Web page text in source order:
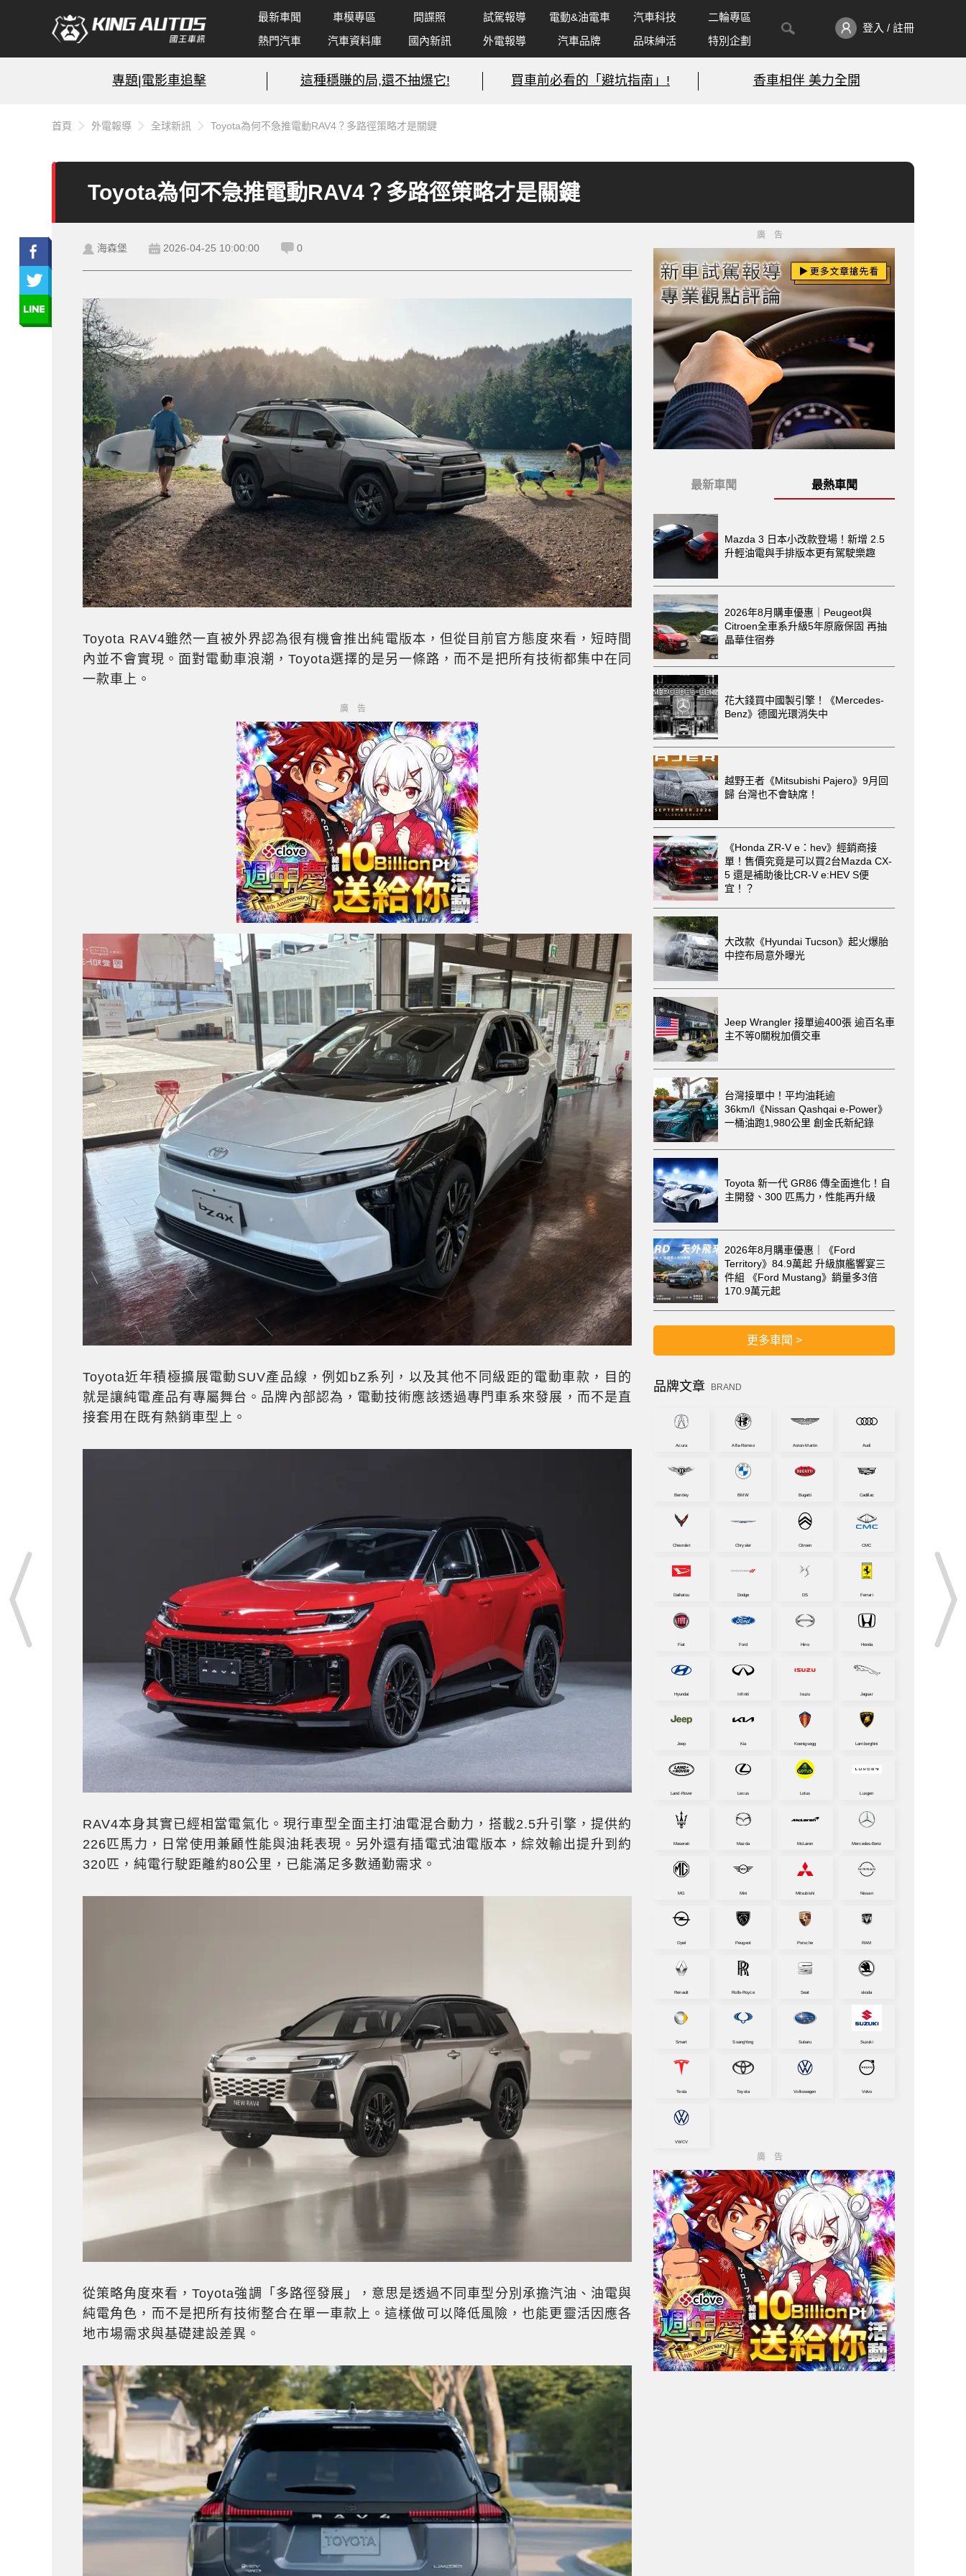
最新車聞 車模專區 間諜照 試駕報導 電動&油電車 汽車科技
二輪專區
熱門汽車
汽車資料庫 國內新訊 外電報導 汽車品牌 品味紳活 特別企劃
登入 / 註冊
專題|電影車追擊 這種穩賺的局,還不抽爆它! 買車前必看的「避坑指南」! 香車相伴 美力全開
首頁 外電報導 全球新訊 Toyota為何不急推電動RAV4？多路徑策略才是關鍵
Toyota為何不急推電動RAV4？多路徑策略才是關鍵
海森堡 2026-04-25 10:00:00 0
Toyota RAV4雖然一直被外界認為很有機會推出純電版本，但從目前官方態度來看，短時間
內並不會實現。面對電動車浪潮，Toyota選擇的是另一條路，而不是把所有技術都集中在同
一款車上。
廣告
Toyota近年積極擴展電動SUV產品線，例如bZ系列，以及其他不同級距的電動車款，目的
就是讓純電產品有專屬舞台。品牌內部認為，電動技術應該透過專門車系來發展，而不是直
接套用在既有熱銷車型上。
RAV4本身其實已經相當電氣化。現行車型全面主打油電混合動力，搭載2.5升引擎，提供約
226匹馬力，日常使用兼顧性能與油耗表現。另外還有插電式油電版本，綜效輸出提升到約
320匹，純電行駛距離約80公里，已能滿足多數通勤需求。
從策略角度來看，Toyota強調「多路徑發展」，意思是透過不同車型分別承擔汽油、油電與
純電角色，而不是把所有技術整合在單一車款上。這樣做可以降低風險，也能更靈活因應各
地市場需求與基礎建設差異。
廣告
最新車聞 最熱車聞
Mazda 3 日本小改款登場！新增 2.5
升輕油電與手排版本更有駕駛樂趣
2026年8月購車優惠｜Peugeot與
Citroen全車系升級5年原廠保固 再抽
晶華住宿券
花大錢買中國製引擎！《Mercedes-
Benz》德國光環消失中
越野王者《Mitsubishi Pajero》9月回
歸 台灣也不會缺席！
《Honda ZR-V e：hev》經銷商接
單！售價究竟是可以買2台Mazda CX-
5 還是補助後比CR-V e:HEV S便
宜！？
大改款《Hyundai Tucson》起火爆胎
中控布局意外曝光
Jeep Wrangler 接單逾400張 逾百名車
主不等0關稅加價交車
台灣接單中！平均油耗逾
36km/l《Nissan Qashqai e-Power》
一桶油跑1,980公里 創金氏新紀錄
Toyota 新一代 GR86 傳全面進化！自
主開發、300 匹馬力，性能再升級
2026年8月購車優惠｜《Ford
Territory》84.9萬起 升級旗艦響宴三
件組 《Ford Mustang》銷量多3倍
170.9萬元起
更多車聞 >
品牌文章 BRAND
Acura Alfa-Romeo Aston-Martin Audi
Bentley BMW Bugatti Cadillac
Chevrolet Chrysler Citroen CMC
Daihatsu Dodge DS Ferrari
Fiat Ford Hino Honda
Hyundai Infiniti Isuzu Jaguar
Jeep Kia Koenigsegg Lamborghini
Land-Rover Lexus Lotus Luxgen
Maserati Mazda McLaren Mercedes-Benz
MG Mini Mitsubishi Nissan
Opel Peugeot Porsche RAM
Renault Rolls-Royce Seat skoda
Smart SsangYong Subaru Suzuki
Tesla Toyota Volkswagen Volvo
VWCV
廣告